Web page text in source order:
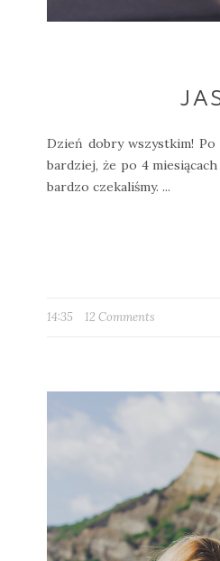
Dzień dobry wszystkim! Po
bardziej, że po 4
bardzo czekaliśmy. ...
14:35 12 Comments